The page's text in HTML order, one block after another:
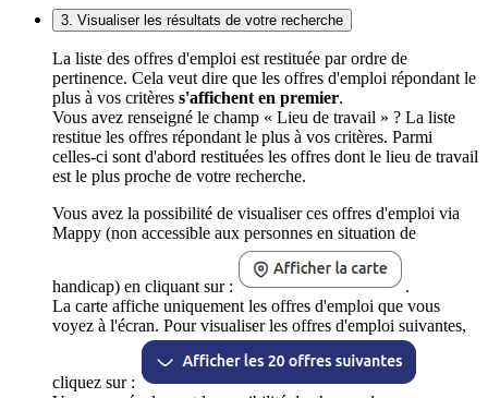
3. Visualiser les résultats de votre recherche
La liste des offres d'emploi est restituée par ordre de
pertinence. Cela veut dire que les offres d'emploi répondant le
plus à vos critères s'affichent en premier.
Vous avez renseigné le champ « Lieu de travail » ? La liste
restitue les offres répondant le plus à vos critères. Parmi
celles-ci sont d'abord restituées les offres dont le lieu de travail
est le plus proche de votre recherche.
Vous avez la possibilité de visualiser ces offres d'emploi via
Mappy (non accessible aux personnes en situation de
handicap) en cliquant sur :
.
La carte affiche uniquement les offres d'emploi que vous
voyez à l'écran. Pour visualiser les offres d'emploi suivantes,
cliquez sur :